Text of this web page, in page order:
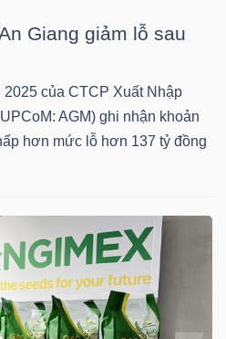
Giang giảm lỗ sau
của CTCP Xuất Nhập
AGM) ghi nhận khoản
hơn mức lỗ hơn 137 tỷ đồng